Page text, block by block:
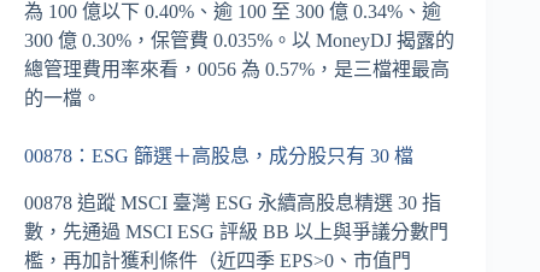
為 100 億以下 0.40%、逾 100 至 300 億 0.34%、逾
300 億 0.30%，保管費 0.035%。以 MoneyDJ 揭露的
總管理費用率來看，0056 為 0.57%，是三檔裡最高
的一檔。
00878：ESG 篩選＋高股息，成分股只有 30 檔
00878 追蹤 MSCI 臺灣 ESG 永續高股息精選 30 指
數，先通過 MSCI ESG 評級 BB 以上與爭議分數門
檻，再加計獲利條件（近四季 EPS>0、市值門